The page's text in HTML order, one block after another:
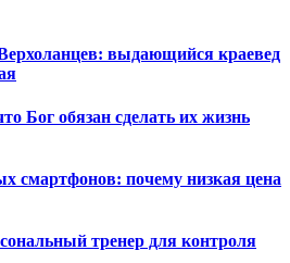
выдающийся краевед
Бог обязан сделать их жизнь
смартфонов: почему низкая цена
тренер для контроля